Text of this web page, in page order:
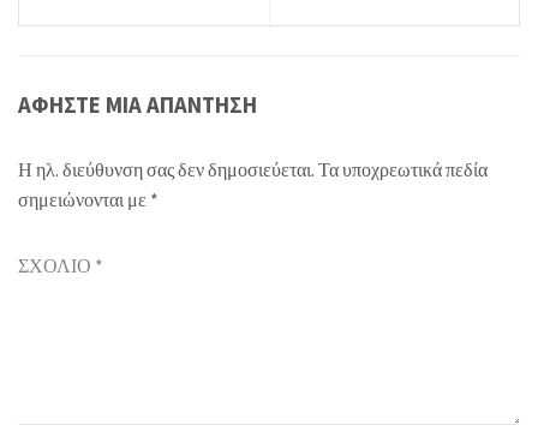
ΑΦΉΣΤΕ ΜΙΑ ΑΠΆΝΤΗΣΗ
Η ηλ. διεύθυνση σας δεν δημοσιεύεται. Τα υποχρεωτικά πεδία
σημειώνονται με *
ΣΧΌΛΙΟ *